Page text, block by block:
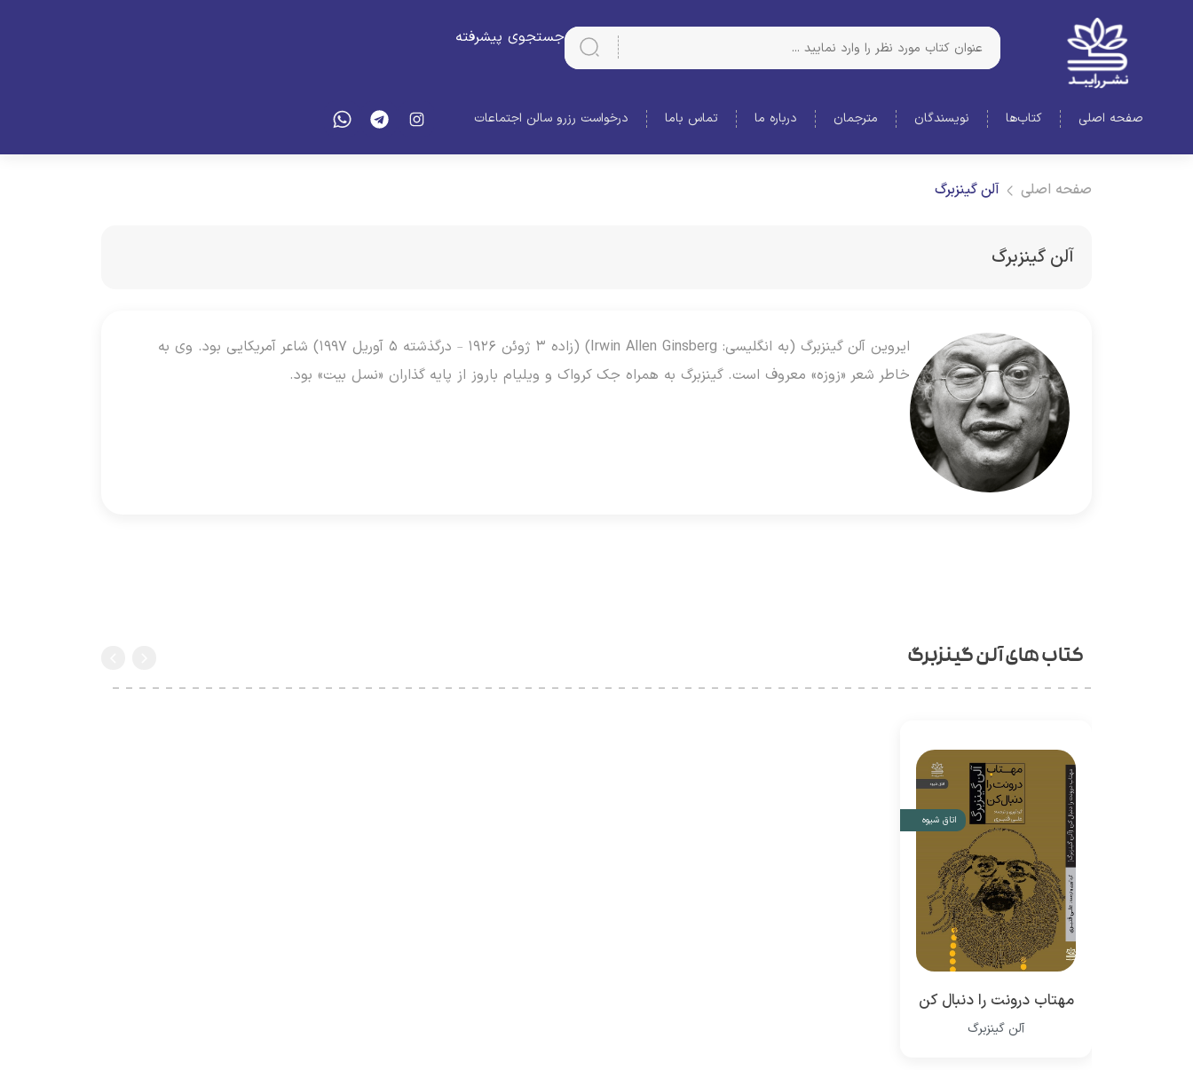
جستجوی پیشرفته
صفحه اصلی کتاب‌ها نویسندگان مترجمان درباره ما تماس باما درخواست رزرو سالن اجتماعات
صفحه اصلی آلن گینزبرگ
آلن گینزبرگ
ایروین آلن گینزبرگ (به انگلیسی: Irwin Allen Ginsberg) (زاده ۳ ژوئن ۱۹۲۶ – درگذشته ۵ آوریل ۱۹۹۷) شاعر آمریکایی بود. وی به
خاطر شعر «زوزه» معروف است. گینزبرگ به همراه جک کرواک و ویلیام باروز از پایه گذاران «نسل بیت» بود.
کتاب های آلن گینزبرگ
اتاق شیوه
مهتاب درونت را دنبال کن
آلن گینزبرگ